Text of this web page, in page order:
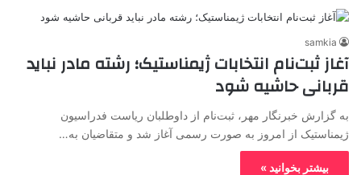
samkia
آغاز ثبت‌نام انتخابات ژیمناستیک؛ رشته مادر نباید
قربانی حاشیه شود
به گزارش خبرنگار مهر، ثبت‌نام از داوطلبان ریاست فدراسیون
ژیمناستیک از امروز به صورت رسمی آغاز شد و متقاضیان به…
بیشتر بخوانید »